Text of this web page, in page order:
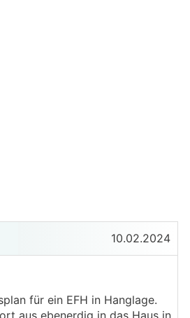
10.02.2024
für ein EFH in Hanglage.
aus ebenerdig in das Haus in